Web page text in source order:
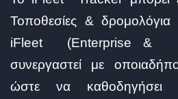
Τοποθεσίες &
iFleet (Enterprise &
συνεργαστεί με
ώστε να